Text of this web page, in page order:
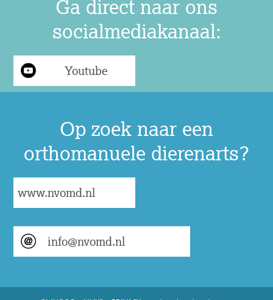
Ga direct naar ons
socialmediakanaal:
Youtube
Op zoek naar een
orthomanuele dierenarts?
www.nvomd.nl
info@nvomd.nl